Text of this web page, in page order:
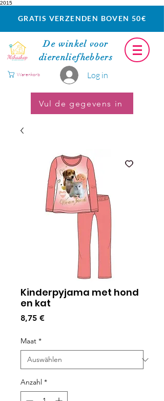
2015
GRATIS VERZENDEN BOVEN 50€
De winkel voor
dierenliefhebbers
Log in
Warenkorb
Vul de gegevens in
Kinderpyjama met hond
en kat
8,75 €Preis
Maat *
Anzahl *